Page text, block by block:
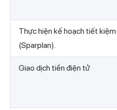
Thực hiện kế hoạch tiết kiệm
(Sparplan).
Giao dịch tiền điện tử